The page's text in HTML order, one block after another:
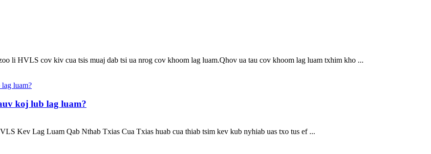
li HVLS cov kiv cua tsis muaj dab tsi ua nrog cov khoom lag luam.Qhov ua tau cov khoom lag luam txhim kho ...
koj lub lag luam?
Kev Lag Luam Qab Nthab Txias Cua Txias huab cua thiab tsim kev kub nyhiab uas txo tus ef ...